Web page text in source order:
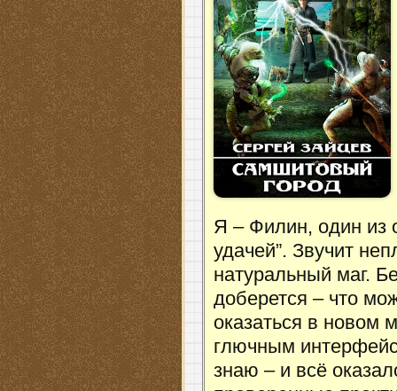
Я – Филин, один из
удачей”. Звучит
натуральный маг.
доберется – что
оказаться в новом
глючным
знаю – и всё